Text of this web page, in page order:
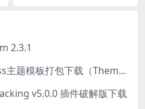
2.3.1
Divi v5.1.1 wordpress主题模板打包下载（Theme + Builder+ Extra Theme + Templates + Layouts + PSD）
v5.0.0 插件破解版下载